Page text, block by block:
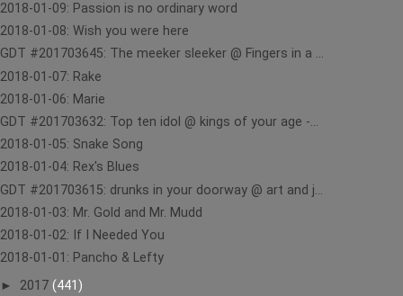
2018-01-09: Passion is no ordinary word
2018-01-08: Wish you were here
GDT #201703645: The meeker sleeker @ Fingers in a ...
2018-01-07: Rake
2018-01-06: Marie
GDT #201703632: Top ten idol @ kings of your age -...
2018-01-05: Snake Song
2018-01-04: Rex's Blues
GDT #201703615: drunks in your doorway @ art and j...
2018-01-03: Mr. Gold and Mr. Mudd
2018-01-02: If I Needed You
2018-01-01: Pancho & Lefty
► 2017 (441)